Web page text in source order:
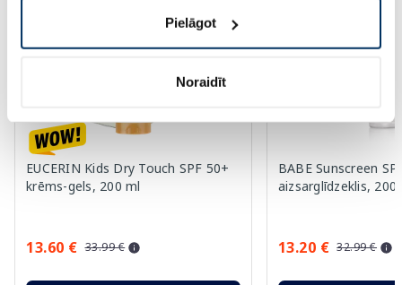
Pielāgot
Noraidīt
EUCERIN Kids Dry Touch SPF 50+
krēms-gels, 200 ml
13.60 € 33.99 €
BABE Sunscreen
aizsarglīdzeklis, 200
13.20 € 32.99 €